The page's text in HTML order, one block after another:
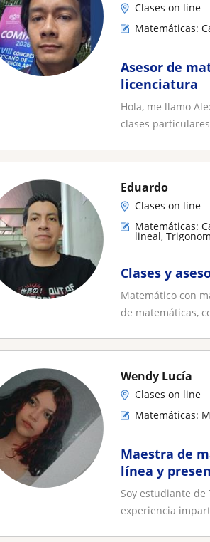
Clases on line
Matemáticas:
Asesor de
licenciatura
Hola, me llamo
clases
Eduardo
Clases on line
Matemáticas:
lineal,
Clases y
Matemático con
de matemáticas,
Wendy Lucía
Clases on line
Matemáticas:
Maestra de
línea y
Soy estudiante de
experiencia